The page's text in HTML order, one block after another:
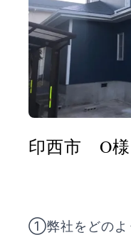
印西市 O様
①弊社をどのよ